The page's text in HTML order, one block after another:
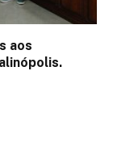
aos